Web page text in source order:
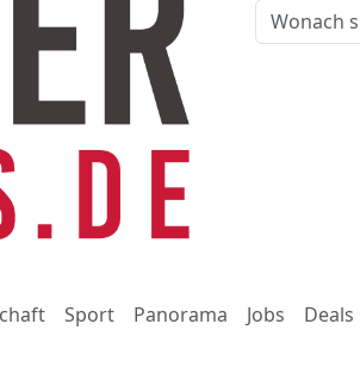
Sport Panorama Jobs Deals